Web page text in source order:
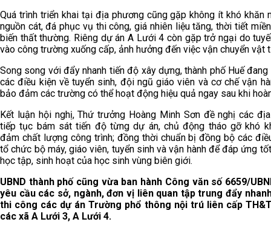
Quá trình triển khai tại địa phương cũng gặp không ít khó khăn
nguồn cát, đá phục vụ thi công, giá nhiên liệu tăng, thời tiết
biến thất thường. Riêng dự án A Lưới 4 còn gặp trở ngại do
vào công trường xuống cấp, ảnh hưởng đến việc vận chuyển vật
Song song với đẩy nhanh tiến độ xây dựng, thành phố Huế đang
các điều kiện về tuyển sinh, đội ngũ giáo viên và cơ chế vận
bảo đảm các trường có thể hoạt động hiệu quả ngay sau khi
Kết luận hội nghị, Thứ trưởng Hoàng Minh Sơn đề nghị các
tiếp tục bám sát tiến độ từng dự án, chủ động tháo gỡ khó
đảm chất lượng công trình; đồng thời chuẩn bị đồng bộ các
tổ chức bộ máy, giáo viên, tuyển sinh và vận hành để đáp ứng
học tập, sinh hoạt của học sinh vùng biên giới.
UBND thành phố cũng vừa ban hành Công văn số 6659/
yêu cầu các sở, ngành, đơn vị liên quan tập trung đẩy
thi công các dự án Trường phổ thông nội trú liên cấp
các xã A Lưới 3, A Lưới 4.